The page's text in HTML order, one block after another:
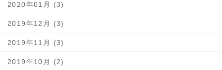
2020年01月 (3)
2019年12月 (3)
2019年11月 (3)
2019年10月 (2)